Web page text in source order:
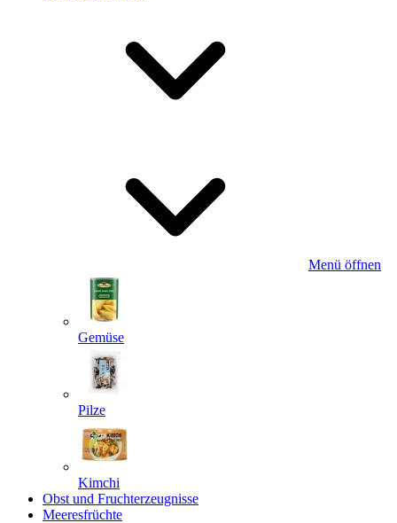
Menü öffnen
Gemüse
Pilze
Kimchi
Obst und Fruchterzeugnisse
Meeresfrüchte